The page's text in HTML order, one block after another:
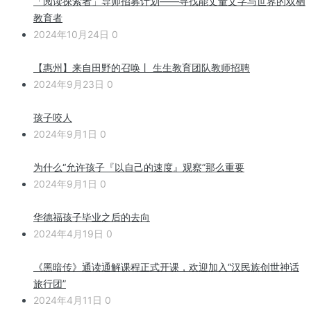
教育者
2024年10月24日 0
【惠州】来自田野的召唤丨 生生教育团队教师招聘
2024年9月23日 0
孩子咬人
2024年9月1日 0
为什么“允许孩子『以自己的速度』观察”那么重要
2024年9月1日 0
华德福孩子毕业之后的去向
2024年4月19日 0
《黑暗传》通读通解课程正式开课，欢迎加入“汉民族创世神话
旅行团”
2024年4月11日 0